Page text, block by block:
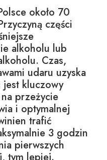
około 70
części
alkoholu lub
Czas,
udaru uzyska
kluczowy
przeżycie
i optymalnej
trafić
3 godzin
pierwszych